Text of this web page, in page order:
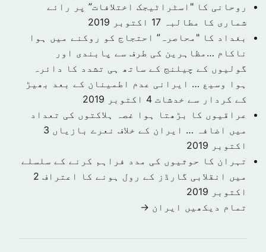
روحانی کا "اسٹراٹیجک اختلافات” پر رائے
شماری کا مطالبہ 17 اکتوبر 2019
بغداد کا "محاصرہ” احتجاج کو روکنے میں ہوا
ناکام …مظاہرین کی طرف سے پابندی اور
گولیوں کے چیلنج کے ساتھ ہی تشدد کا دائرہ
ہوا وسیع … ایرانی عدم اطمینان کے بعد بھیڑ
کے کردار سے خدشات 4 اکتوبر 2019
عراقیوں کا بڑھتا ہوا غصہ ہلاکتوں کی تعداد
میں اضافہ … ایران کے خلاف نعرے بازیاں 3
اکتوبر 2019
تہران کا حوثیوں کی مدد فراہم کرنے کے سلسلے
میں انقلابی گارڈز کے رول ہونے کا اعتراف 2
اکتوبر 2019
تمام دیکھیں ایران →